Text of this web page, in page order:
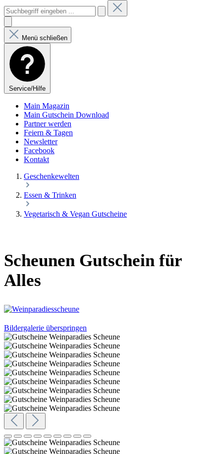
Menü schließen
Service/Hilfe
Main Magazin
Main Gutschein Download
Partner werden
Feiern & Tagen
Newsletter
Facebook
Kontakt
Geschenkewelten
Essen & Trinken
Vegetarisch & Vegan Gutscheine
Scheunen Gutschein für
Alles
Bildergalerie überspringen